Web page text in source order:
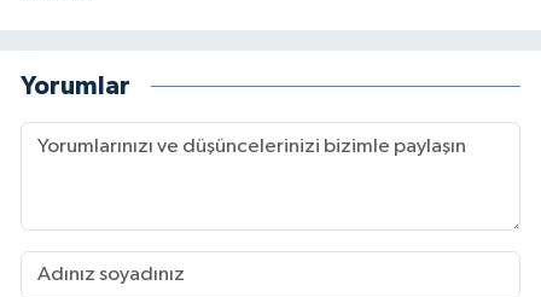
Yorumlar